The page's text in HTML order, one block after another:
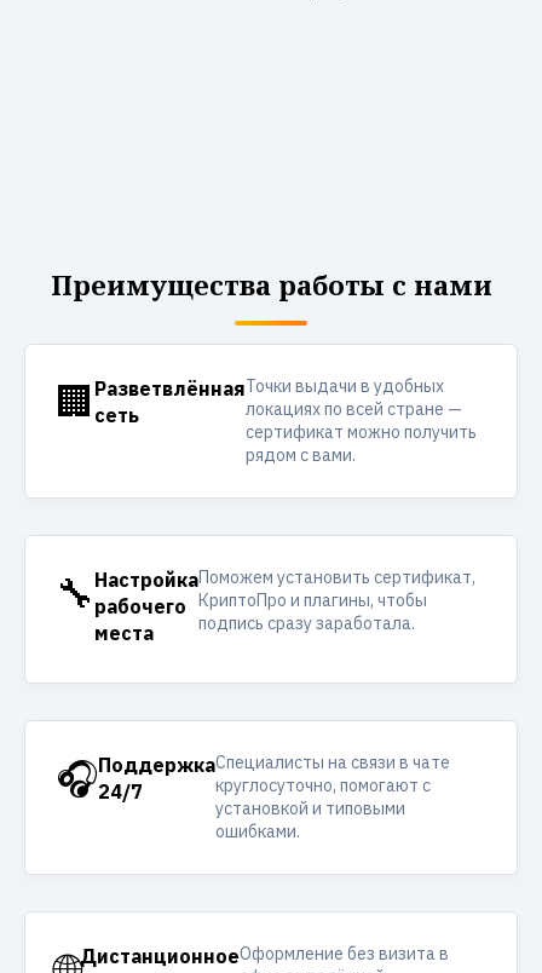
Преимущества работы с нами
🏢 Разветвлённая
сеть
Точки выдачи в удобных
локациях по всей стране —
сертификат можно получить
рядом с вами.
🔧 Настройка
рабочего
места
Поможем установить сертификат,
КриптоПро и плагины, чтобы
подпись сразу заработала.
🎧Поддержка
24/7
Специалисты на связи в чате
круглосуточно, помогают с
установкой и типовыми
ошибками.
ДистанционноеОформление без визита в